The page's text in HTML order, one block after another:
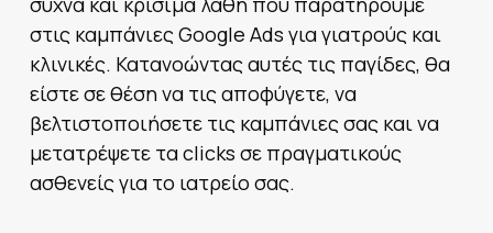
στις καμπάνιες Google Ads για γιατρούς και
κλινικές. Κατανοώντας αυτές τις παγίδες, θα
είστε σε θέση να τις αποφύγετε, να
βελτιστοποιήσετε τις καμπάνιες σας και να
μετατρέψετε τα clicks σε πραγματικούς
ασθενείς για το ιατρείο σας.